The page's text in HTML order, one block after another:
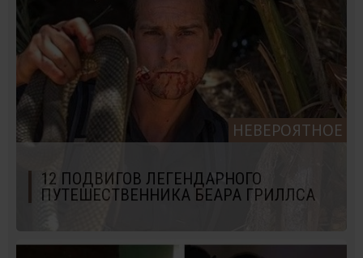
НЕВЕРОЯТНОЕ
12 ПОДВИГОВ ЛЕГЕНДАРНОГО
ПУТЕШЕСТВЕННИКА БЕАРА ГРИЛЛСА